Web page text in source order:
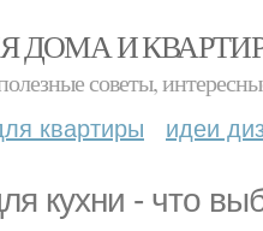
ДОМА И
советы,
квартиры идеи
кухни - что